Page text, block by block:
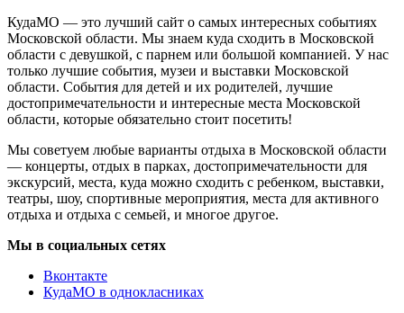
КудаМО — это лучший сайт о самых интересных событиях
Московской области. Мы знаем куда сходить в Московской
области с девушкой, с парнем или большой компанией. У нас
только лучшие события, музеи и выставки Московской
области. События для детей и их родителей, лучшие
достопримечательности и интересные места Московской
области, которые обязательно стоит посетить!
Мы советуем любые варианты отдыха в Московской области
— концерты, отдых в парках, достопримечательности для
экскурсий, места, куда можно сходить с ребенком, выставки,
театры, шоу, спортивные мероприятия, места для активного
отдыха и отдыха с семьей, и многое другое.
Мы в социальных сетях
Вконтакте
КудаМО в однокласниках